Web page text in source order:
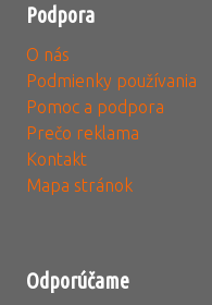
Podpora
O nás
Podmienky používania
Pomoc a podpora
Prečo reklama
Kontakt
Mapa stránok
Odporúčame